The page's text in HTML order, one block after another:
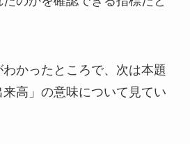
かったところで、次は本題
高」の意味について見てい